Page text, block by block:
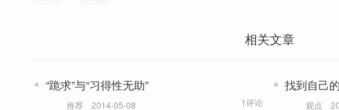
相关文章
“跪求”与“习得性无助”
推荐 2014-05-08 1评论
找到自己
观点